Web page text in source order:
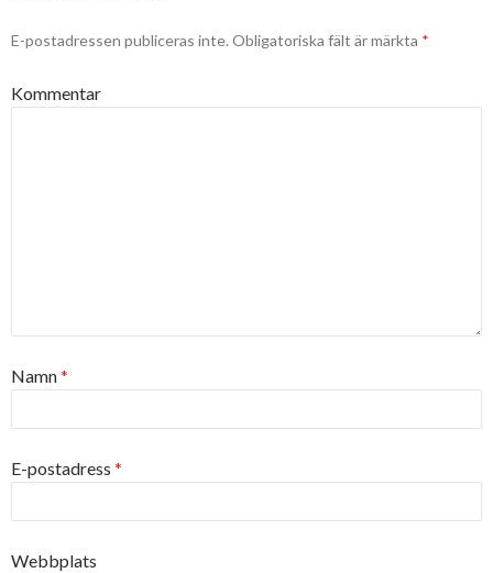
E-postadressen publiceras inte. Obligatoriska fält är märkta *
Kommentar
Namn*
E-postadress *
Webbplats